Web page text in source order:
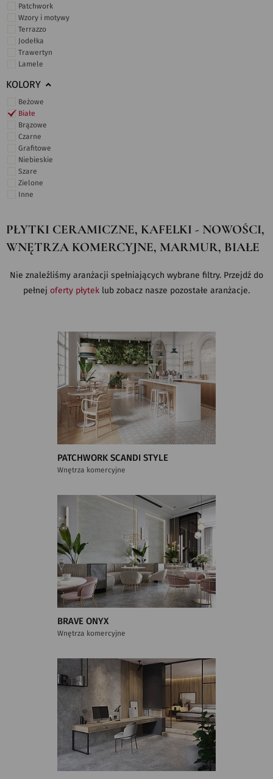
Patchwork
Wzory i motywy
Terrazzo
Jodełka
Trawertyn
Lamele
KOLORY
Beżowe
Białe
Brązowe
Czarne
Grafitowe
Niebieskie
Szare
Zielone
Inne
PŁYTKI CERAMICZNE, KAFELKI - NOWOŚCI,
WNĘTRZA KOMERCYJNE, MARMUR, BIAŁE
Nie znaleźliśmy aranżacji spełniających wybrane filtry. Przejdź do
pełnej oferty płytek lub zobacz nasze pozostałe aranżacje.
PATCHWORK SCANDI STYLE
Wnętrza komercyjne
BRAVE ONYX
Wnętrza komercyjne